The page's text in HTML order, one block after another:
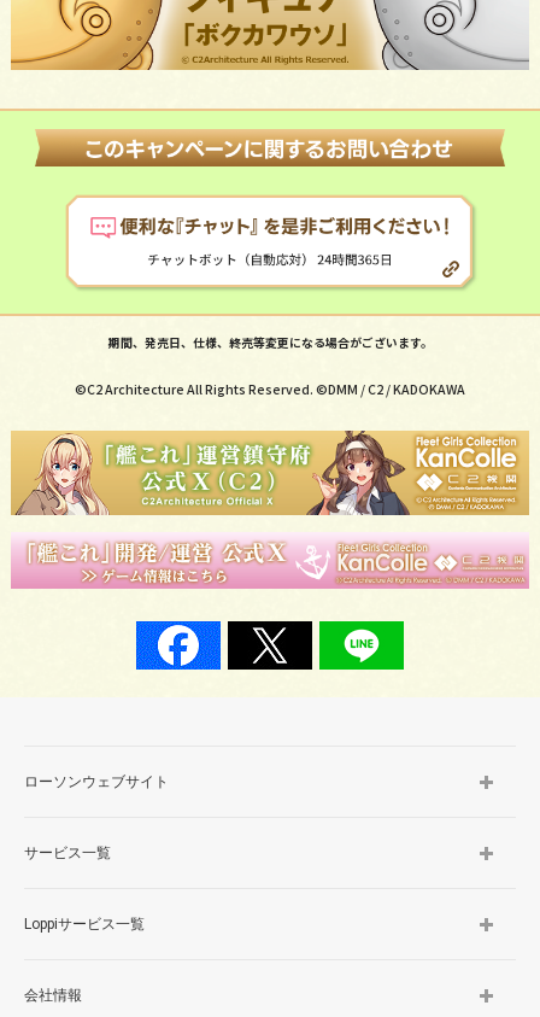
期間、発売日、仕様、終売等変更になる場合がございます。
©C2 Architecture All Rights Reserved. ©DMM / C2 / KADOKAWA
ローソンウェブサイト
サービス一覧
Loppiサービス一覧
会社情報